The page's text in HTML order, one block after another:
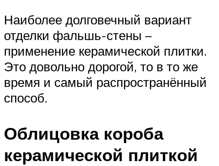
Наиболее долговечный вариант
отделки фальшь-стены –
применение керамической плитки.
Это довольно дорогой, то в то же
время и самый распространённый
способ.
Облицовка короба
керамической плиткой